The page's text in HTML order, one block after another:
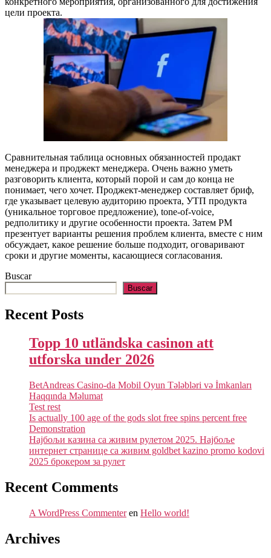
цели проекта.
Сравнительная таблица основных обязанностей продакт
менеджера и проджект менеджера. Очень важно уметь
разговорить клиента, который порой и сам до конца не
понимает, чего хочет. Проджект-менеджер составляет бриф,
где указывает целевую аудиторию проекта, УТП продукта
(уникальное торговое предложение), tone-of-voice,
редполитику и другие особенности проекта. Затем PM
презентует варианты решения проблем клиента, вместе с ним
обсуждает, какое решение больше подходит, оговаривают
сроки и другие моменты, касающиеся согласования.
Buscar
Buscar
Recent Posts
Topp 10 utländska casinon att
utforska under 2026
BetAndreas Casino-da Mobil Oyun Tələbləri və İmkanları
Haqqında Məlumat
Test rest
Is actually 100 age of the gods slot free spins percent free
Demonstration
Најбољи казина са живим рулетом 2025. Најбоље
интернет странице са живим goldbet kazino promo kodovi
2025 брокером за рулет
Recent Comments
A WordPress Commenteren Hello world!
Archives